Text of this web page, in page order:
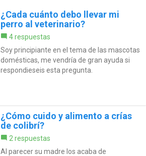
¿Cada cuánto debo llevar mi
perro al veterinario?
4 respuestas
Soy principiante en el tema de las mascotas
domésticas, me vendría de gran ayuda si
respondieseis esta pregunta.
¿Cómo cuido y alimento a crías
de colibrí?
2 respuestas
Al parecer su madre los acaba de